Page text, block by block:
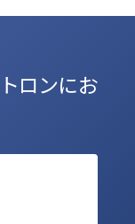
ロンにお